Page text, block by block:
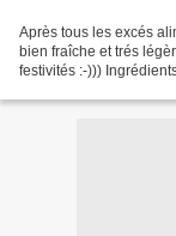
Après tous les excés
bien fraîche et trés
festivités :-)))